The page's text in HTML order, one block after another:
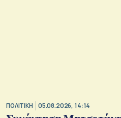
ΠΟΛΙΤΙΚΗ 05.08.2026, 14:14